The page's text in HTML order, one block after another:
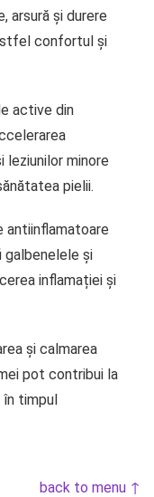
arsură și durere
confortul și
active din
leziunilor minore
pielii.
antiinflamatoare
galbenelele și
inflamației și
și calmarea
pot contribui la
timpul
back to menu ↑